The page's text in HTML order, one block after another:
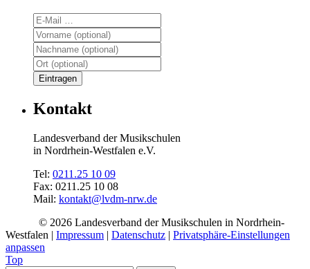
Kontakt
Landesverband der Musikschulen
in Nordrhein-Westfalen e.V.
Tel: 0211.25 10 09
Fax: 0211.25 10 08
Mail: kontakt@lvdm-nrw.de
© 2026 Landesverband der Musikschulen in Nordrhein-
Westfalen | Impressum | Datenschutz | Privatsphäre-Einstellungen
anpassen
Top